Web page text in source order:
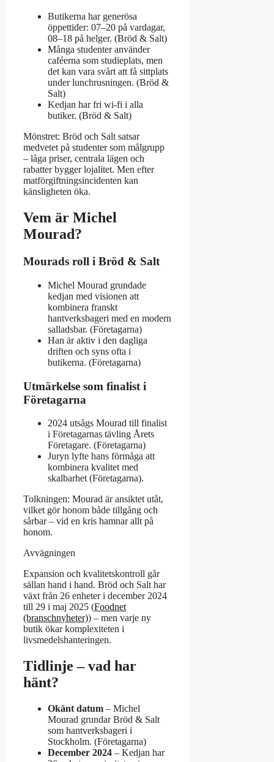
Butikerna har generösa
öppettider: 07–20 på vardagar,
08–18 på helger. (Bröd & Salt)
Många studenter använder
caféerna som studieplats, men
det kan vara svårt att få sittplats
under lunchrusningen. (Bröd &
Salt)
Kedjan har fri wi-fi i alla
butiker. (Bröd & Salt)
Mönstret: Bröd och Salt satsar
medvetet på studenter som målgrupp
– låga priser, centrala lägen och
rabatter bygger lojalitet. Men efter
matförgiftningsincidenten kan
känsligheten öka.
Vem är Michel
Mourad?
Mourads roll i Bröd & Salt
Michel Mourad grundade
kedjan med visionen att
kombinera franskt
hantverksbageri med en modern
salladsbar. (Företagarna)
Han är aktiv i den dagliga
driften och syns ofta i
butikerna. (Företagarna)
Utmärkelse som finalist i
Företagarna
2024 utsågs Mourad till finalist
i Företagarnas tävling Årets
Företagare. (Företagarna)
Juryn lyfte hans förmåga att
kombinera kvalitet med
skalbarhet (Företagarna).
Tolkningen: Mourad är ansiktet utåt,
vilket gör honom både tillgång och
sårbar – vid en kris hamnar allt på
honom.
Avvägningen
Expansion och kvalitetskontroll går
sällan hand i hand. Bröd och Salt har
växt från 26 enheter i december 2024
till 29 i maj 2025 (Foodnet
(branschnyheter)) – men varje ny
butik ökar komplexiteten i
livsmedelshanteringen.
Tidlinje – vad har
hänt?
Okänt datum – Michel
Mourad grundar Bröd & Salt
som hantverksbageri i
Stockholm. (Företagarna)
December 2024 – Kedjan har